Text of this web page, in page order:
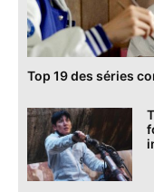
Top 19 des séries